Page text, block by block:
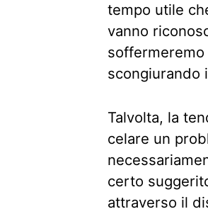
tempo utile
vanno
scongiurando
Talvolta, la
celare un
certo
attraverso il